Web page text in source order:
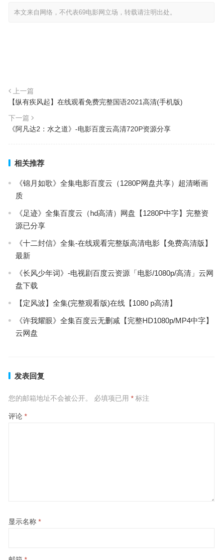
本文来自网络，不代表69电影网立场，转载请注明出处。
上一篇
【纵有疾风起】在线观看免费完整国语2021高清(手机版)
下一篇
《阿凡达2：水之道》-电影百度云高清720P资源分享
相关推荐
《锦月如歌》全集电影百度云（1280P网盘共享）超清晰画
质
《足迹》全集百度云（hd高清）网盘【1280P中字】完整资
源已分享
《十二封信》全集-在线观看完整版高清电影【免费高清版】
最新
《长风少年词》-电视剧百度云资源「电影/1080p/高清」云网
盘下载
【定风波】全集(完整观看版)在线【1080 p高清】
《许我耀眼》全集百度云无删减【完整HD1080p/MP4中字】
云网盘
发表回复
您的邮箱地址不会被公开。 必填项已用 *标注
评论 *
显示名称 *